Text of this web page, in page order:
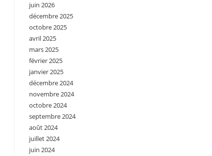
juin 2026
décembre 2025
octobre 2025
avril 2025
mars 2025
février 2025
janvier 2025
décembre 2024
novembre 2024
octobre 2024
septembre 2024
août 2024
juillet 2024
juin 2024